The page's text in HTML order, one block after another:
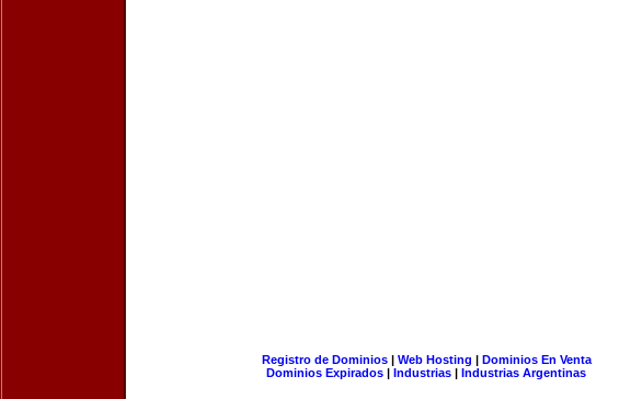
Registro de Dominios| Web Hosting | Dominios En Venta
Dominios Expirados | Industrias | Industrias Argentinas